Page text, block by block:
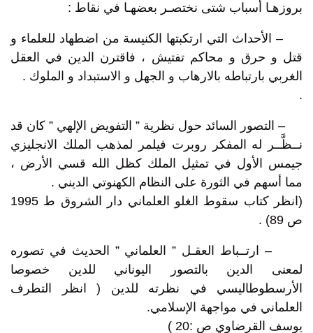
بروزهـا أسباب شتى نختصـر بعضهـا في نقاط :
– الأحداث التي ارتكبتها الكنيسة من اضطهاد للعلماء و
قتل و حرق و محاكم تفتيش ، فاقترن الدين في العقل
الغربي بارتباطه بالارهاب و الجهل و الاستبداد و الملوك .
.
– التصور السائد حول نظرية ” التفويض الإلهي ” كان قد
نــظَّــر له المفكر روبرت فيلمر لمذهب الملك الانجليزي
جيمس الأول في تمثيل الملك كظل الله قسي الأرض ،
مما أسهم في الثورة على النظام الكهنوتي الديني .
(انظر كتاب سقوط الغلو العلماني دار الشروق ط 1995
ص 89) .
– ارتــباط العقـل ” العلماني ” الحديث في تصوره
لمعنى الدين بالتصور اليوناني للدين خصوصا
الأرسطوطاليسي في نظرته للدين ( انظر التطرف
العلماني في مواجهة الإسلامي.
يوسف القرضاوي ص :20 )